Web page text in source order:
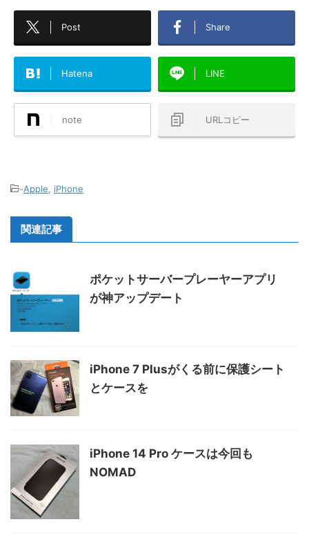
Post Share
Hatena LINE
note URLコピー
-Apple iPhone
関連記事
ポケットサーバープレーヤーアプリ
が神アップデート
iPhone 7 Plusがくる前に保護シート
とケースを
iPhone 14 Pro ケースは今回も
NOMAD